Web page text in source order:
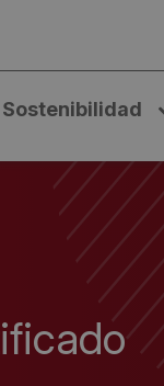
Sostenibilidad